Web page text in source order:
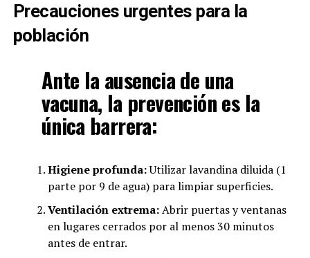
Precauciones urgentes para la
población
Ante la ausencia de una
vacuna, la prevención es la
única barrera:
Higiene profunda:Utilizar lavandina diluida (1
parte por 9 de agua) para limpiar superficies.
Ventilación extrema:Abrir puertas y ventanas
en lugares cerrados por al menos 30 minutos
antes de entrar.